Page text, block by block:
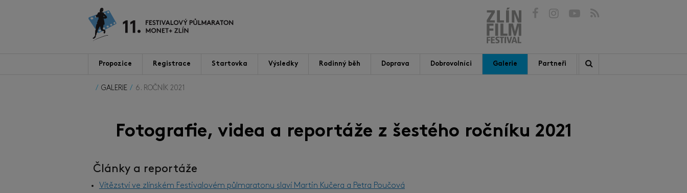
Propozice Registrace Startovka Výsledky Rodinný běh Doprava Dobrovolníci Galerie Partneři
GALERIE 6. ROČNÍK 2021
Fotografie, videa a reportáže z šestého ročníku 2021
Články a reportáže
Vítězství ve zlínském Festivalovém půlmaratonu slaví Martin Kučera a Petra Poučová